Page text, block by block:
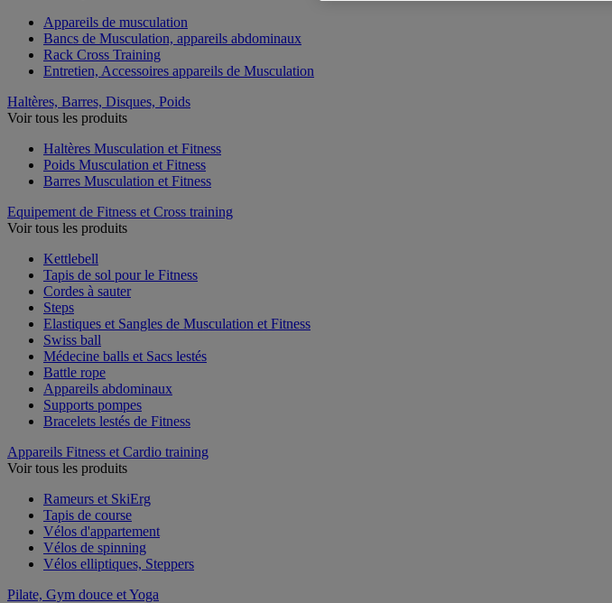
Appareils de musculation
Bancs de Musculation, appareils abdominaux
Rack Cross Training
Entretien, Accessoires appareils de Musculation
Haltères, Barres, Disques, Poids
Voir tous les produits
Haltères Musculation et Fitness
Poids Musculation et Fitness
Barres Musculation et Fitness
Equipement de Fitness et Cross training
Voir tous les produits
Kettlebell
Tapis de sol pour le Fitness
Cordes à sauter
Steps
Elastiques et Sangles de Musculation et Fitness
Swiss ball
Médecine balls et Sacs lestés
Battle rope
Appareils abdominaux
Supports pompes
Bracelets lestés de Fitness
Appareils Fitness et Cardio training
Voir tous les produits
Rameurs et SkiErg
Tapis de course
Vélos d'appartement
Vélos de spinning
Vélos elliptiques, Steppers
Pilate, Gym douce et Yoga